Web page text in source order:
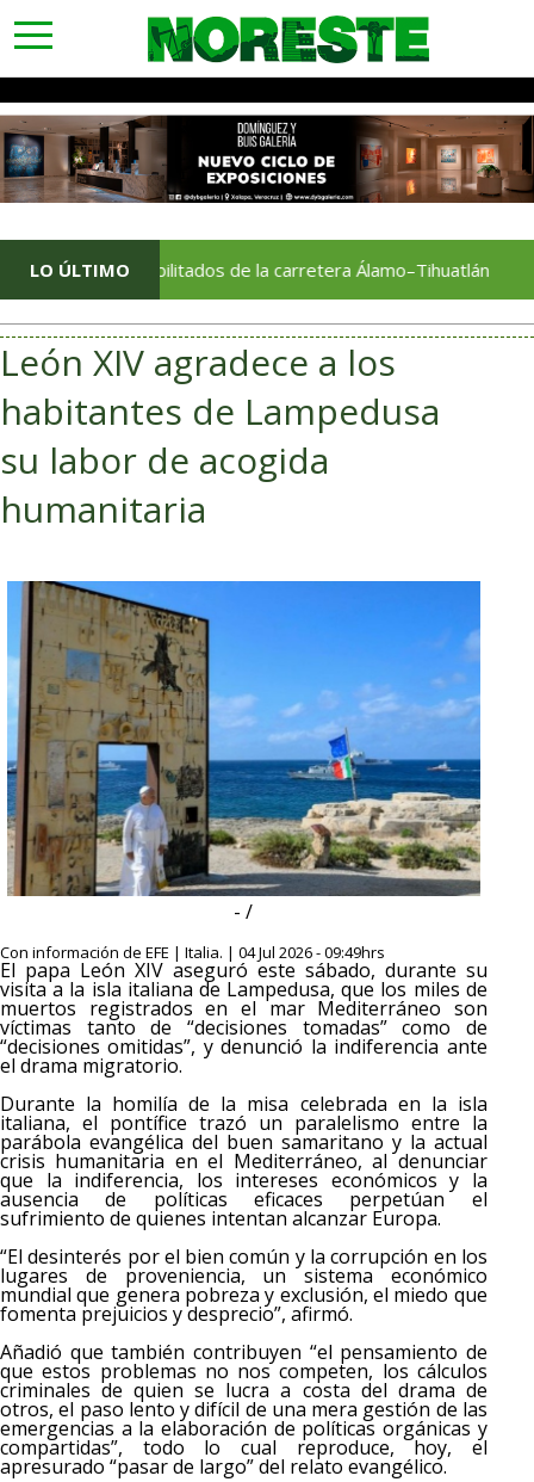
toggle
navigation
LO ÚLTIMO
rehabilitados de la carretera Álamo–Tihuatlán
León XIV agradece a los
habitantes de Lampedusa
su labor de acogida
humanitaria
- /
Con información de EFE | Italia. | 04 Jul 2026 - 09:49hrs
El papa León XIV aseguró este sábado, durante su
visita a la isla italiana de Lampedusa, que los miles de
muertos registrados en el mar Mediterráneo son
víctimas tanto de “decisiones tomadas” como de
“decisiones omitidas”, y denunció la indiferencia ante
el drama migratorio.
Durante la homilía de la misa celebrada en la isla
italiana, el pontífice trazó un paralelismo entre la
parábola evangélica del buen samaritano y la actual
crisis humanitaria en el Mediterráneo, al denunciar
que la indiferencia, los intereses económicos y la
ausencia de políticas eficaces perpetúan el
sufrimiento de quienes intentan alcanzar Europa.
“El desinterés por el bien común y la corrupción en los
lugares de proveniencia, un sistema económico
mundial que genera pobreza y exclusión, el miedo que
fomenta prejuicios y desprecio”, afirmó.
Añadió que también contribuyen “el pensamiento de
que estos problemas no nos competen, los cálculos
criminales de quien se lucra a costa del drama de
otros, el paso lento y difícil de una mera gestión de las
emergencias a la elaboración de políticas orgánicas y
compartidas”, todo lo cual reproduce, hoy, el
apresurado “pasar de largo” del relato evangélico.